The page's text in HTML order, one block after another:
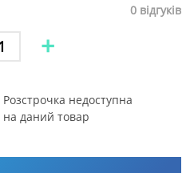
0відгуків
+
Розстрочка недоступна
на даний товар